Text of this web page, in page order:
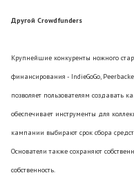
Другой Crowdfunders
Крупнейшие конкуренты ножного
финансирования - IndieGoGo,
позволяет пользователям создавать
обеспечивает инструменты для
кампании выбирают срок сбора
Основатели также сохраняют
собственность.